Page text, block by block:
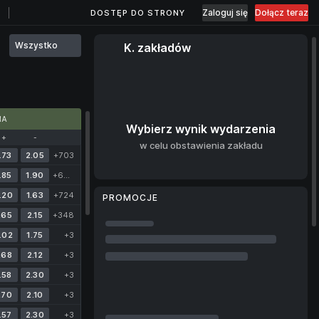
DOSTĘP DO STRONY Zaloguj się Dołącz teraz
Wszystko
+ -
2.05
+703
1.90
1.63
+724
2.15
+348
1.75
+3
2.12
+3
2.30
+3
2.10
+3
2.30 +3
K. zakładów
Wybierz wynik wydarzenia
w celu obstawienia zakładu
PROMOCJE